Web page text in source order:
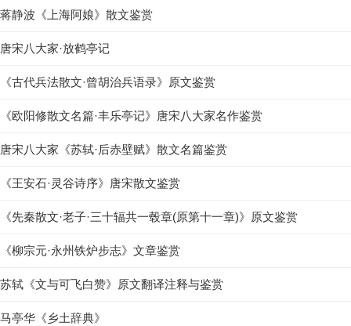
蒋静波《上海阿娘》散文鉴赏
唐宋八大家·放鹤亭记
《古代兵法散文·曾胡治兵语录》原文鉴赏
《欧阳修散文名篇·丰乐亭记》唐宋八大家名作鉴赏
唐宋八大家《苏轼·后赤壁赋》散文名篇鉴赏
《王安石·灵谷诗序》唐宋散文鉴赏
《先秦散文·老子·三十辐共一毂章(原第十一章)》原文鉴赏
《柳宗元·永州铁炉步志》文章鉴赏
苏轼《文与可飞白赞》原文翻译注释与鉴赏
马亭华《乡土辞典》